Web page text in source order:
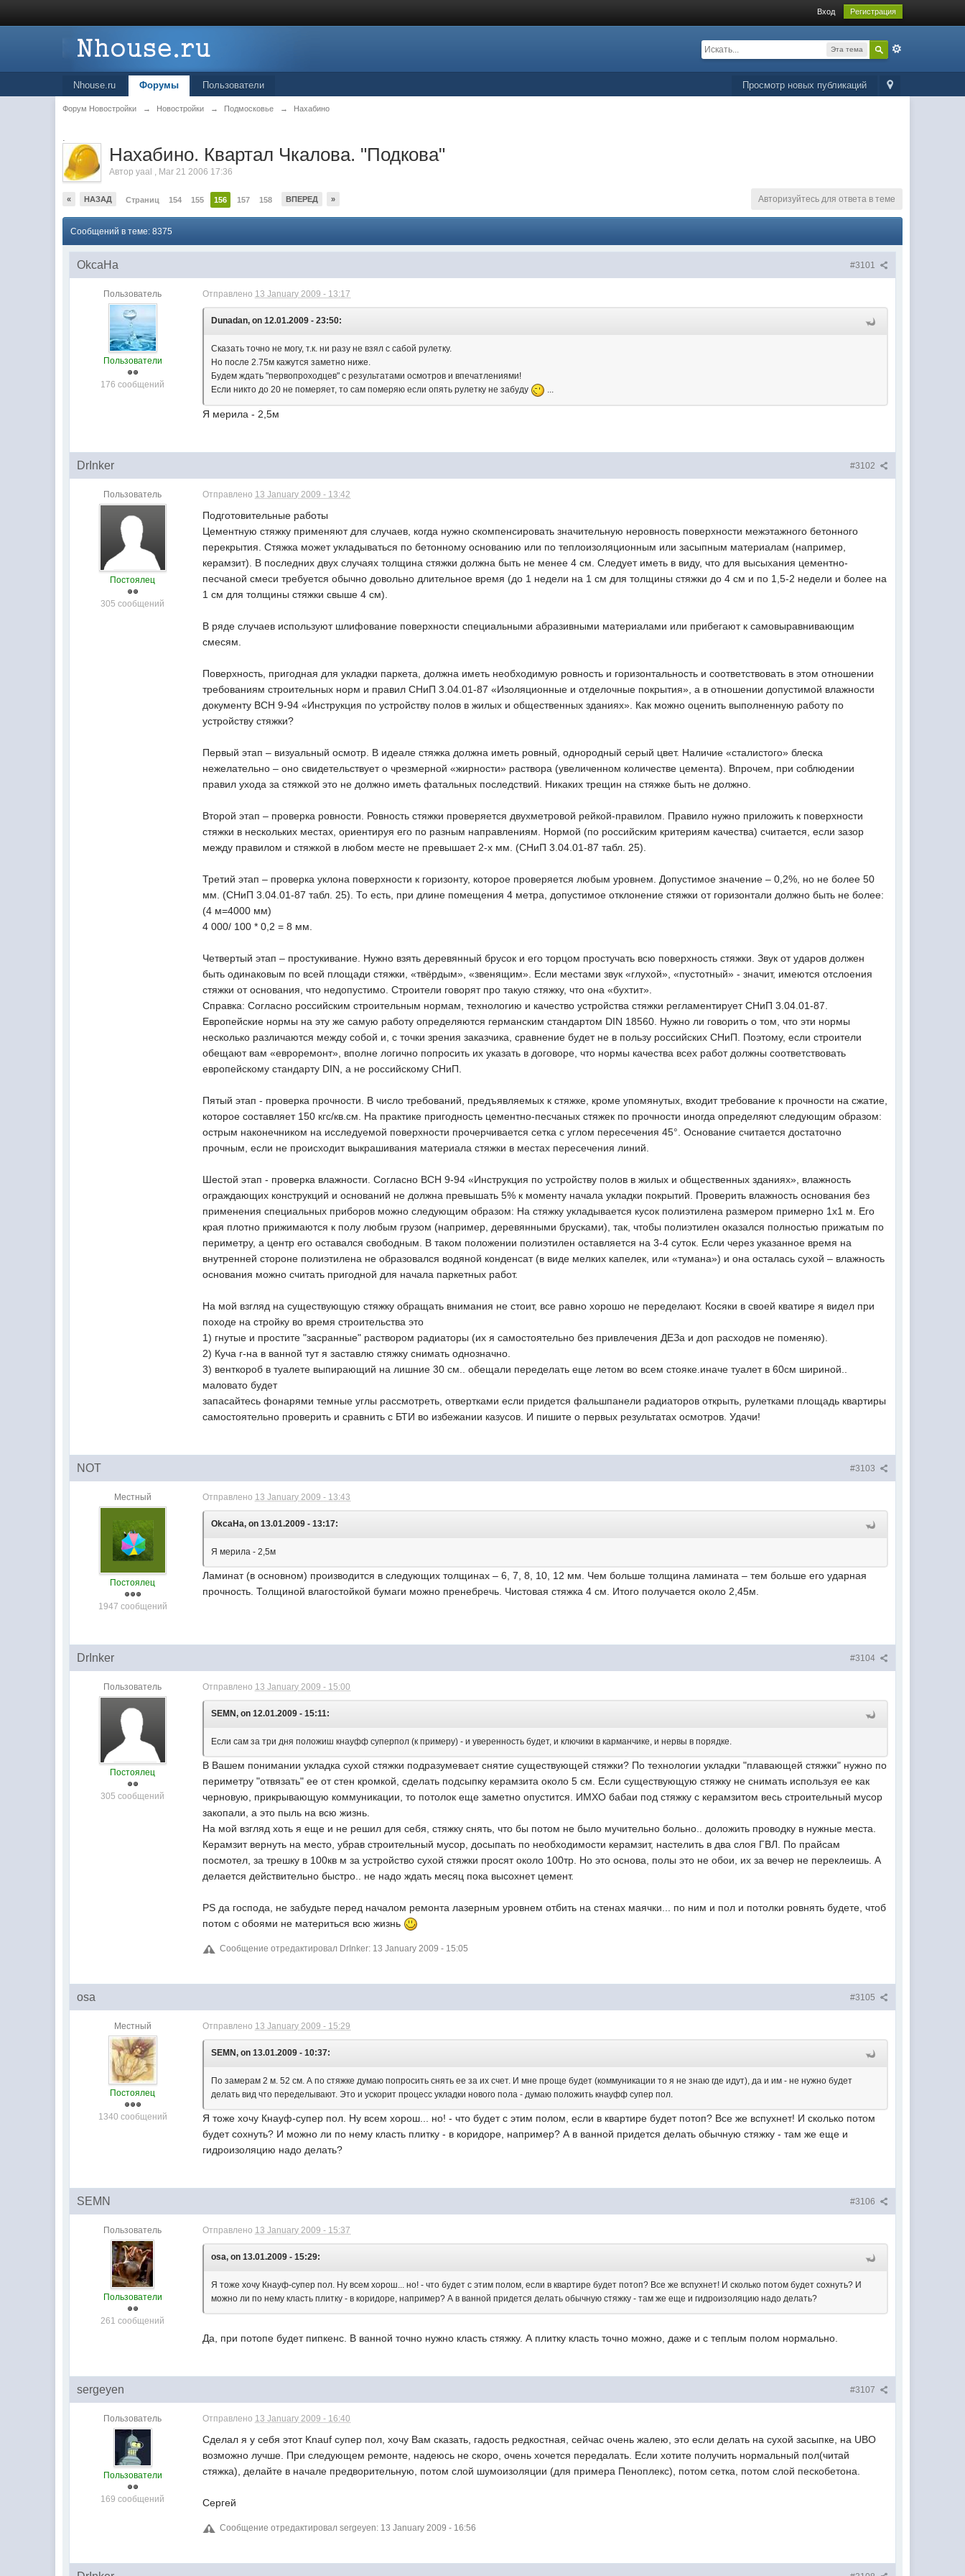
Вход Регистрация
Эта тема
Просмотр новых публикаций
Nhouse.ru Форумы Пользователи
Форум Новостройки → Новостройки → Подмосковье → Нахабино
.
Нахабино. Квартал Чкалова. "Подкова"
Авторyaal , Mar 21 2006 17:36
« НАЗАД Страниц 154 155 156 157 158 ВПЕРЕД » Авторизуйтесь для ответа в теме
Сообщений в теме: 8375
#3101
OkcaHa
Пользователь
Пользователи
176 сообщений
Отправлено 13 January 2009 - 13:17
Dunadan, on 12.01.2009 - 23:50:
Сказать точно не могу, т.к. ни разу не взял с сабой рулетку.
Но после 2.75м кажутся заметно ниже.
Будем ждать "первопроходцев" с результатами осмотров и впечатлениями!
Если никто до 20 не померяет, то сам померяю если опять рулетку не забуду
...
Я мерила - 2,5м
#3102
DrInker
Пользователь
Постоялец
305 сообщений
Отправлено 13 January 2009 - 13:42
Подготовительные работы
Цементную стяжку применяют для случаев, когда нужно скомпенсировать значительную неровность поверхности межэтажного бетонного
перекрытия. Стяжка может укладываться по бетонному основанию или по теплоизоляционным или засыпным материалам (например,
керамзит). В последних двух случаях толщина стяжки должна быть не менее 4 см. Следует иметь в виду, что для высыхания цементно-
песчаной смеси требуется обычно довольно длительное время (до 1 недели на 1 см для толщины стяжки до 4 см и по 1,5-2 недели и более на
1 см для толщины стяжки свыше 4 см).
В ряде случаев используют шлифование поверхности специальными абразивными материалами или прибегают к самовыравнивающим
смесям.
Поверхность, пригодная для укладки паркета, должна иметь необходимую ровность и горизонтальность и соответствовать в этом отношении
требованиям строительных норм и правил СНиП 3.04.01-87 «Изоляционные и отделочные покрытия», а в отношении допустимой влажности
документу ВСН 9-94 «Инструкция по устройству полов в жилых и общественных зданиях». Как можно оценить выполненную работу по
устройству стяжки?
Первый этап – визуальный осмотр. В идеале стяжка должна иметь ровный, однородный серый цвет. Наличие «сталистого» блеска
нежелательно – оно свидетельствует о чрезмерной «жирности» раствора (увеличенном количестве цемента). Впрочем, при соблюдении
правил ухода за стяжкой это не должно иметь фатальных последствий. Никаких трещин на стяжке быть не должно.
Второй этап – проверка ровности. Ровность стяжки проверяется двухметровой рейкой-правилом. Правило нужно приложить к поверхности
стяжки в нескольких местах, ориентируя его по разным направлениям. Нормой (по российским критериям качества) считается, если зазор
между правилом и стяжкой в любом месте не превышает 2-х мм. (СНиП 3.04.01-87 табл. 25).
Третий этап – проверка уклона поверхности к горизонту, которое проверяется любым уровнем. Допустимое значение – 0,2%, но не более 50
мм. (СНиП 3.04.01-87 табл. 25). То есть, при длине помещения 4 метра, допустимое отклонение стяжки от горизонтали должно быть не более:
(4 м=4000 мм)
4 000/ 100 * 0,2 = 8 мм.
Четвертый этап – простукивание. Нужно взять деревянный брусок и его торцом простучать всю поверхность стяжки. Звук от ударов должен
быть одинаковым по всей площади стяжки, «твёрдым», «звенящим». Если местами звук «глухой», «пустотный» - значит, имеются отслоения
стяжки от основания, что недопустимо. Строители говорят про такую стяжку, что она «бухтит».
Справка: Согласно российским строительным нормам, технологию и качество устройства стяжки регламентирует СНиП 3.04.01-87.
Европейские нормы на эту же самую работу определяются германским стандартом DIN 18560. Нужно ли говорить о том, что эти нормы
несколько различаются между собой и, с точки зрения заказчика, сравнение будет не в пользу российских СНиП. Поэтому, если строители
обещают вам «евроремонт», вполне логично попросить их указать в договоре, что нормы качества всех работ должны соответствовать
европейскому стандарту DIN, а не российскому СНиП.
Пятый этап - проверка прочности. В число требований, предъявляемых к стяжке, кроме упомянутых, входит требование к прочности на сжатие,
которое составляет 150 кгс/кв.см. На практике пригодность цементно-песчаных стяжек по прочности иногда определяют следующим образом:
острым наконечником на исследуемой поверхности прочерчивается сетка с углом пересечения 45°. Основание считается достаточно
прочным, если не происходит выкрашивания материала стяжки в местах пересечения линий.
Шестой этап - проверка влажности. Согласно ВСН 9-94 «Инструкция по устройству полов в жилых и общественных зданиях», влажность
ограждающих конструкций и оснований не должна превышать 5% к моменту начала укладки покрытий. Проверить влажность основания без
применения специальных приборов можно следующим образом: На стяжку укладывается кусок полиэтилена размером примерно 1х1 м. Его
края плотно прижимаются к полу любым грузом (например, деревянными брусками), так, чтобы полиэтилен оказался полностью прижатым по
периметру, а центр его оставался свободным. В таком положении полиэтилен оставляется на 3-4 суток. Если через указанное время на
внутренней стороне полиэтилена не образовался водяной конденсат (в виде мелких капелек, или «тумана») и она осталась сухой – влажность
основания можно считать пригодной для начала паркетных работ.
На мой взгляд на существующую стяжку обращать внимания не стоит, все равно хорошо не переделают. Косяки в своей кватире я видел при
походе на стройку во время строительства это
1) гнутые и простите "засранные" раствором радиаторы (их я самостоятельно без привлечения ДЕЗа и доп расходов не поменяю).
2) Куча г-на в ванной тут я заставлю стяжку снимать однозначно.
3) венткороб в туалете выпирающий на лишние 30 см.. обещали переделать еще летом во всем стояке.иначе туалет в 60см шириной..
маловато будет
запасайтесь фонарями темные углы рассмотреть, отвертками если придется фальшпанели радиаторов открыть, рулетками площадь квартиры
самостоятельно проверить и сравнить с БТИ во избежании казусов. И пишите о первых результатах осмотров. Удачи!
#3103
NOT
Местный
Постоялец
1947 сообщений
Отправлено 13 January 2009 - 13:43
OkcaHa, on 13.01.2009 - 13:17:
Я мерила - 2,5м
Ламинат (в основном) производится в следующих толщинах – 6, 7, 8, 10, 12 мм. Чем больше толщина ламината – тем больше его ударная
прочность. Толщиной влагостойкой бумаги можно пренебречь. Чистовая стяжка 4 см. Итого получается около 2,45м.
#3104
DrInker
Пользователь
Постоялец
305 сообщений
Отправлено 13 January 2009 - 15:00
SEMN, on 12.01.2009 - 15:11:
Если сам за три дня положиш кнауфф суперпол (к примеру) - и уверенность будет, и ключики в карманчике, и нервы в порядке.
В Вашем понимании укладка сухой стяжки подразумевает снятие существующей стяжки? По технологии укладки "плавающей стяжки" нужно по
периметру "отвязать" ее от стен кромкой, сделать подсыпку керамзита около 5 см. Если существующую стяжку не снимать используя ее как
черновую, прикрывающую коммуникации, то потолок еще заметно опустится. ИМХО бабаи под стяжку с керамзитом весь строительный мусор
закопали, а это пыль на всю жизнь.
На мой взгляд хоть я еще и не решил для себя, стяжку снять, что бы потом не было мучительно больно.. доложить проводку в нужные места.
Керамзит вернуть на место, убрав строительный мусор, досыпать по необходимости керамзит, настелить в два слоя ГВЛ. По прайсам
посмотел, за трешку в 100кв м за устройство сухой стяжки просят около 100тр. Но это основа, полы это не обои, их за вечер не переклеишь. А
делается действительно быстро.. не надо ждать месяц пока высохнет цемент.
PS да господа, не забудьте перед началом ремонта лазерным уровнем отбить на стенах маячки... по ним и пол и потолки ровнять будете, чтоб
потом с обоями не материться всю жизнь
Сообщение отредактировал DrInker: 13 January 2009 - 15:05
#3105
osa
Местный
Постоялец
1340 сообщений
Отправлено 13 January 2009 - 15:29
SEMN, on 13.01.2009 - 10:37:
По замерам 2 м. 52 см. А по стяжке думаю попросить снять ее за их счет. И мне проще будет (коммуникации то я не знаю где идут), да и им - не нужно будет
делать вид что переделывают. Это и ускорит процесс укладки нового пола - думаю положить кнауфф супер пол.
Я тоже хочу Кнауф-супер пол. Ну всем хорош... но! - что будет с этим полом, если в квартире будет потоп? Все же вспухнет! И сколько потом
будет сохнуть? И можно ли по нему класть плитку - в коридоре, например? А в ванной придется делать обычную стяжку - там же еще и
гидроизоляцию надо делать?
#3106
SEMN
Пользователь
Пользователи
261 сообщений
Отправлено 13 January 2009 - 15:37
osa, on 13.01.2009 - 15:29:
Я тоже хочу Кнауф-супер пол. Ну всем хорош... но! - что будет с этим полом, если в квартире будет потоп? Все же вспухнет! И сколько потом будет сохнуть? И
можно ли по нему класть плитку - в коридоре, например? А в ванной придется делать обычную стяжку - там же еще и гидроизоляцию надо делать?
Да, при потопе будет пипкенс. В ванной точно нужно класть стяжку. А плитку класть точно можно, даже и с теплым полом нормально.
#3107
sergeyen
Пользователь
Пользователи
169 сообщений
Отправлено 13 January 2009 - 16:40
Сделал я у себя этот Knauf супер пол, хочу Вам сказать, гадость редкостная, сейчас очень жалею, это если делать на сухой засыпке, на UBO
возможно лучше. При следующем ремонте, надеюсь не скоро, очень хочется передалать. Если хотите получить нормальный пол(читай
стяжка), делайте в начале предворительную, потом слой шумоизоляции (для примера Пеноплекс), потом сетка, потом слой пескобетона.
Сергей
Сообщение отредактировал sergeyen: 13 January 2009 - 16:56